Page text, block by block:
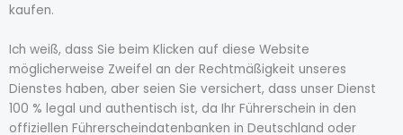
kaufen.
Ich weiß, dass Sie beim Klicken auf diese Website
möglicherweise Zweifel an der Rechtmäßigkeit unseres
Dienstes haben, aber seien Sie versichert, dass unser Dienst
100 % legal und authentisch ist, da Ihr Führerschein in den
offiziellen Führerscheindatenbanken in Deutschland oder